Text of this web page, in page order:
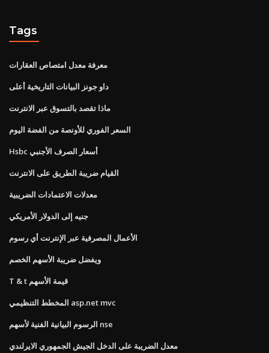
Tags
معرفة معدل امتصاص العقارات
داو جونز البيانات التاريخية أعلى
ماذا تقصد بالتسوق عبر الانترنت
السعر الفوري للأونصة من الفضة اليوم
Hsbc أسعار الصرف الأجنبي
القيام ضريبة الطريق على الانترنت
معدلات الاعتمادات الضريبية
جنيه إلى الدولار الأمريكي
الأعمال المصرفية عبر الإنترنت أي رسوم
ويفضل ضريبة الأسهم الخصم
T & t قيمة الأسهم
المخطط التنظيمي asp.net mvc
الرسوم البيانية الفنية لأسهم nse
معدل الضريبة على الدخل الجيش الجمهوري الايرلندي